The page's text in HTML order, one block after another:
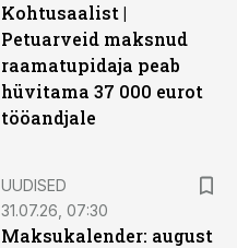
Kohtusaalist |
Petuarveid maksnud
raamatupidaja peab
hüvitama 37 000 eurot
tööandjale
UUDISED
31.07.26, 07:30
Maksukalender: august